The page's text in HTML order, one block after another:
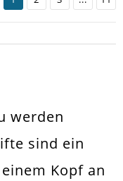
werden
sind ein
Kopf an